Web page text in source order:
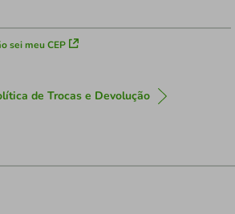
sei meu CEP
de Trocas e Devolução